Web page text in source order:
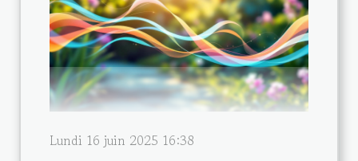
Lundi 16 juin 2025 16:38